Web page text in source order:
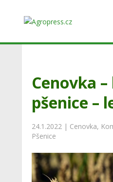
Cenovka
pšenice –
24.1.2022 | Cenovka,
Pšenice